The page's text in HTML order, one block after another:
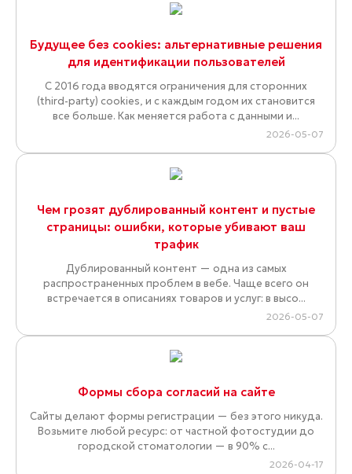
Будущее без cookies: альтернативные решения
для идентификации пользователей
С 2016 года вводятся ограничения для сторонних
(third-party) cookies, и с каждым годом их становится
все больше. Как меняется работа с данными и...
2026-05-07
Чем грозят дублированный контент и пустые
страницы: ошибки, которые убивают ваш
трафик
Дублированный контент — одна из самых
распространенных проблем в вебе. Чаще всего он
встречается в описаниях товаров и услуг: в высо...
2026-05-07
Формы сбора согласий на сайте
Сайты делают формы регистрации — без этого никуда.
Возьмите любой ресурс: от частной фотостудии до
городской стоматологии — в 90% с...
2026-04-17